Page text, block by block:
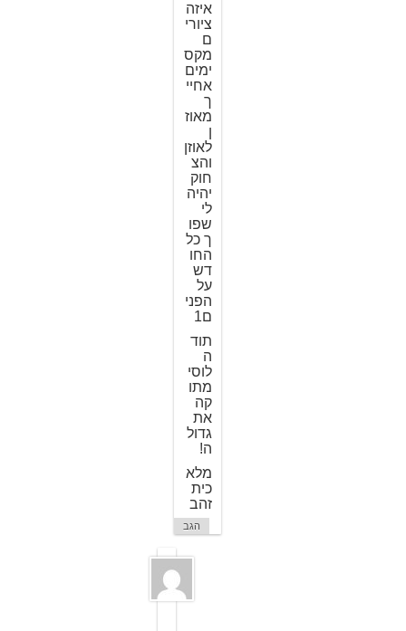
איזה
ציורי
ם
מקס
ימים
אחיי
ך
מאוז
ן
לאוזן
והצ
חוק
יהיה
לי
שפו
ך כל
החו
דש
על
הפני
ם1
תוד
ה
לוסי
מתו
קה
את
גדול
ה!
מלא
כית
זהב
הגב
ל
ו
ס